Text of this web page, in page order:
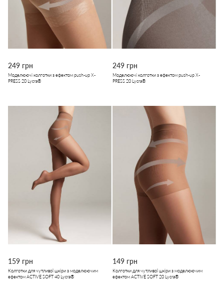
249 грн
Моделюючі колготки з ефектом push-up X-
PRESS 20 Lycra®
249 грн
Моделюючі колготки з ефектом push-up X-
PRESS 20 Lycra®
159 грн
Колготки для чутливої шкіри з моделюючим
ефектом ACTIVE SOFT 40 Lycra®
149 грн
Колготки для чутливої шкіри з моделюючим
ефектом ACTIVE SOFT 20 Lycra®